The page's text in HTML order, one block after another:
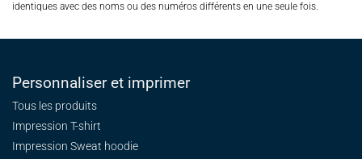
identiques avec des noms ou des numéros différents en une seule fois.
Personnaliser et imprimer
Tous les produits
Impression T-shirt
Impression Sweat hoodie